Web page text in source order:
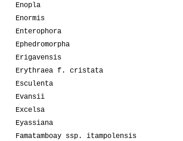
Enopla
Enormis
Enterophora
Ephedromorpha
Erigavensis
Erythraea f. cristata
Esculenta
Evansii
Excelsa
Eyassiana
Famatamboay ssp. itampolensis